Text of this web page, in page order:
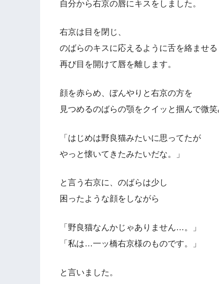
自分から右京の唇にキスをしました。
右京は目を閉じ、
のばらのキスに応えるように舌を絡ませ
再び目を開けて唇を離します。
顔を赤らめ、ぼんやりと右京の方を
見つめるのばらの顎をクイッと掴んで微
「はじめは野良猫みたいに思ってたが
やっと懐いてきたみたいだな。」
と言う右京に、のばらは少し
困ったような顔をしながら
「野良猫なんかじゃありません…。」
「私は…一ッ橋右京様のものです。」
と言いました。